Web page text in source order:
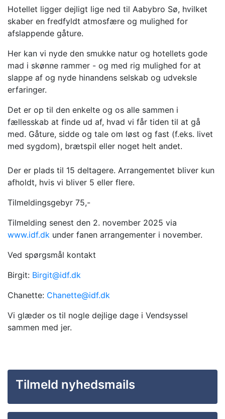
Hotellet ligger dejligt lige ned til Aabybro Sø, hvilket
skaber en fredfyldt atmosfære og mulighed for
afslappende gåture.
Her kan vi nyde den smukke natur og hotellets gode
mad i skønne rammer - og med rig mulighed for at
slappe af og nyde hinandens selskab og udveksle
erfaringer.
Det er op til den enkelte og os alle sammen i
fællesskab at finde ud af, hvad vi får tiden til at gå
med. Gåture, sidde og tale om løst og fast (f.eks. livet
med sygdom), brætspil eller noget helt andet.
Der er plads til 15 deltagere. Arrangementet bliver kun
afholdt, hvis vi bliver 5 eller flere.
Tilmeldingsgebyr 75,-
Tilmelding senest den 2. november 2025 via
www.idf.dk under fanen arrangementer i november.
Ved spørgsmål kontakt
Birgit: Birgit@idf.dk
Chanette: Chanette@idf.dk
Vi glæder os til nogle dejlige dage i Vendsyssel
sammen med jer.
Tilmeld nyhedsmails